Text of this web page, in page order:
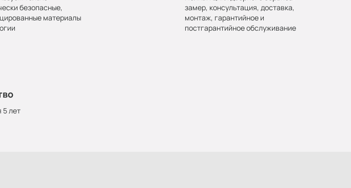
безопасные,
материалы
замер, консультация, доставка,
монтаж, гарантийное и
постгарантийное обслуживание
5 лет